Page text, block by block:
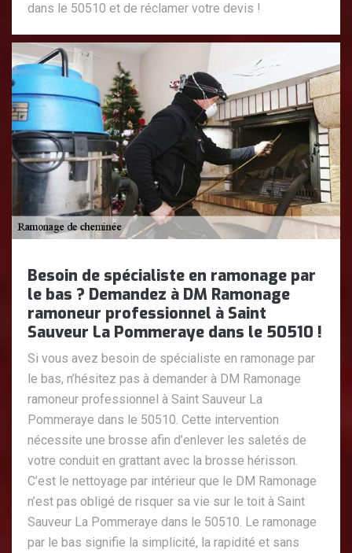
dans le 50510 et de réclamer votre devis !
Besoin de spécialiste en ramonage par
le bas ? Demandez à DM Ramonage
ramoneur professionnel à Saint
Sauveur La Pommeraye dans le 50510 !
Si vous avez besoin de spécialiste en ramonage par
le bas, n’hésitez pas à demander à DM Ramonage
ramoneur professionnel à Saint Sauveur La
Pommeraye dans le 50510. Cette intervention
nécessite une brosse afin d’enlever les saletés de
votre conduit en grattant avec la brosse hérisson.
C’est le nettoyage par intérieur que le DM Ramonage
n’est pas obligé de risquer sa vie sur le toit à Saint
Sauveur La Pommeraye dans le 50510. Le ramonage
par le bas signifie la simplicité, la rapidité et sans